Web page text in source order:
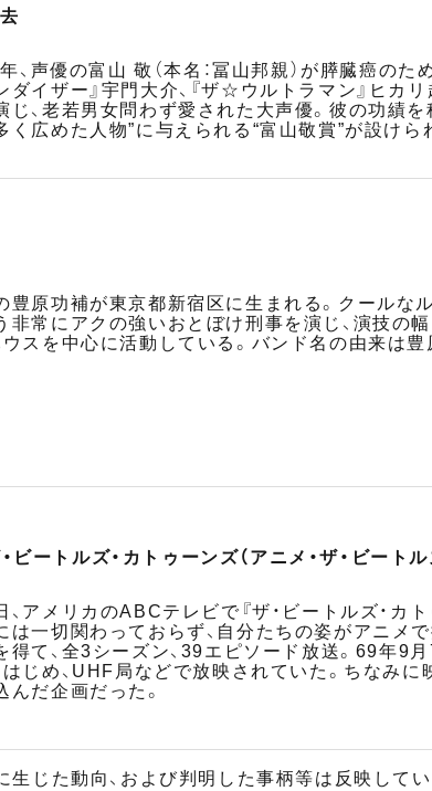
、声優の富山 敬（本名：冨山邦親）が膵臓癌の
ダイザー』宇門大介、『ザ☆ウルトラマン』ヒカ
じ、老若男女問わず愛された大声優。彼の功績
く広めた人物”に与えられる“富山敬賞”が設けら
豊原功補が東京都新宿区に生まれる。クールな
非常にアクの強いおとぼけ刑事を演じ、演技の
ウスを中心に活動している。バンド名の由来は
ビートルズ・カトゥーンズ（アニメ・ザ・ビートル
、アメリカのABCテレビで『ザ・ビートルズ・カ
は一切関わっておらず、自分たちの姿がアニメ
得て、全3シーズン、39エピソード放送。69年
はじめ、UHF局などで放映されていた。ちなみ
んだ企画だった。
じた動向、および判明した事柄等は反映してい